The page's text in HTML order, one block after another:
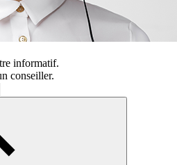
informatif.
conseiller.